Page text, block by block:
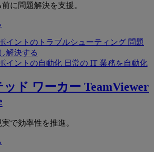
に問題解決を支援。
イントのトラブルシューティング 問題
解決する
イントの自動化 日常の IT 業務を自動化
ッド ワーカー TeamViewer
で効率性を推進。